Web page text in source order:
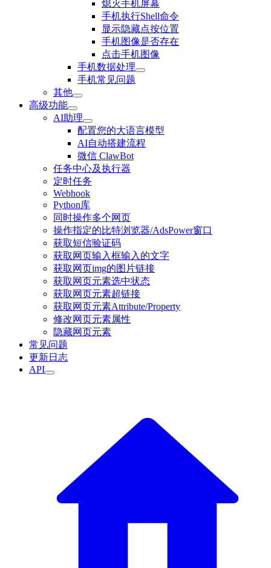
熄灭手机屏幕
手机执行Shell命令
显示隐藏点按位置
手机图像是否存在
点击手机图像
手机数据处理
手机常见问题
其他
高级功能
AI助理
配置您的大语言模型
AI自动搭建流程
微信 ClawBot
任务中心及执行器
定时任务
Webhook
Python库
同时操作多个网页
操作指定的比特浏览器/AdsPower窗口
获取短信验证码
获取网页输入框输入的文字
获取网页img的图片链接
获取网页元素选中状态
获取网页元素超链接
获取网页元素Attribute/Property
修改网页元素属性
隐藏网页元素
常见问题
更新日志
API